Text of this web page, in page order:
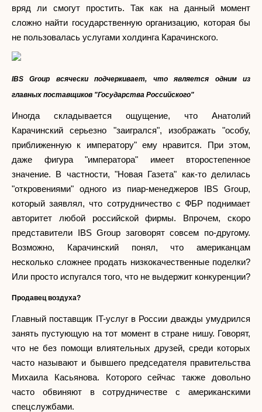
вряд ли смогут простить. Так как на данный момент
сложно найти государственную организацию, которая бы
не пользовалась услугами холдинга Карачинского.
IBS Group всячески подчеркивает, что является одним из
главных поставщиков "Государства Российского"
Иногда складывается ощущение, что Анатолий
Карачинский серьезно "заигрался", изображать "особу,
приближенную к императору" ему нравится. При этом,
даже фигура "императора" имеет второстепенное
значение. В частности, "Новая Газета" как-то делилась
"откровениями" одного из пиар-менеджеров IBS Group,
который заявлял, что сотрудничество с ФБР поднимает
авторитет любой российской фирмы. Впрочем, скоро
представители IBS Group заговорят совсем по-другому.
Возможно, Карачинский понял, что американцам
несколько сложнее продать низкокачественные поделки?
Или просто испугался того, что не выдержит конкуренции?
Продавец воздуха?
Главный поставщик IT-услуг в России дважды умудрился
занять пустующую на тот момент в стране нишу. Говорят,
что не без помощи влиятельных друзей, среди которых
часто называют и бывшего председателя правительства
Михаила Касьянова. Которого сейчас также довольно
часто обвиняют в сотрудничестве с американскими
спецслужбами.